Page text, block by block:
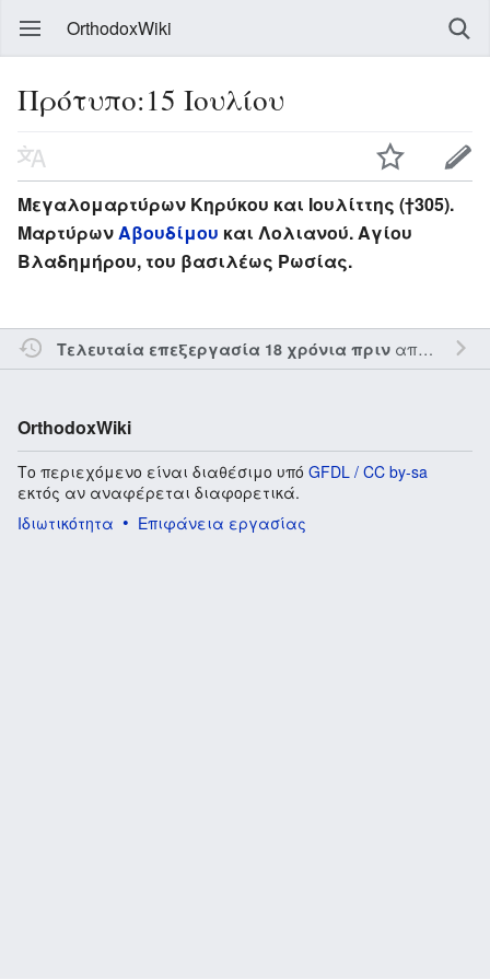
OrthodoxWiki
Πρότυπο:15 Ιουλίου
Μεγαλομαρτύρων Κηρύκου και Ιουλίττης (†305).
Μαρτύρων Αβουδίμου και Λολιανού. Αγίου
Βλαδημήρου, του βασιλέως Ρωσίας.
Τελευταία επεξεργασία 18 χρόνια πριναπό τον την
OrthodoxWiki
Το περιεχόμενο είναι διαθέσιμο υπό GFDL / CC by-sa
εκτός αν αναφέρεται διαφορετικά.
Ιδιωτικότητα
Επιφάνεια εργασίας